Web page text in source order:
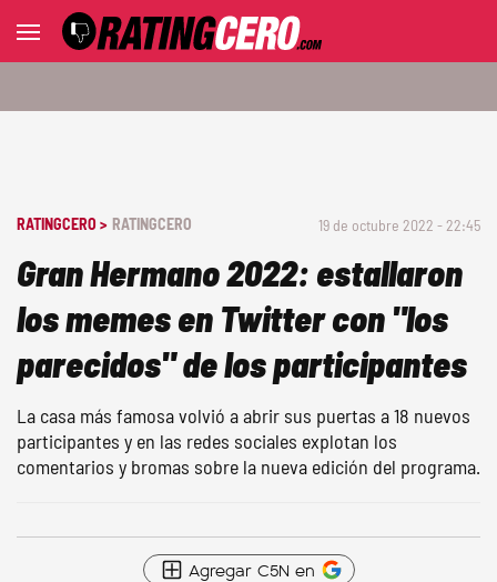
RATINGCERO > RATINGCERO 19 de octubre 2022 - 22:45
Gran Hermano 2022: estallaron
los memes en Twitter con "los
parecidos" de los participantes
La casa más famosa volvió a abrir sus puertas a 18 nuevos
participantes y en las redes sociales explotan los
comentarios y bromas sobre la nueva edición del programa.
Agregar C5N en